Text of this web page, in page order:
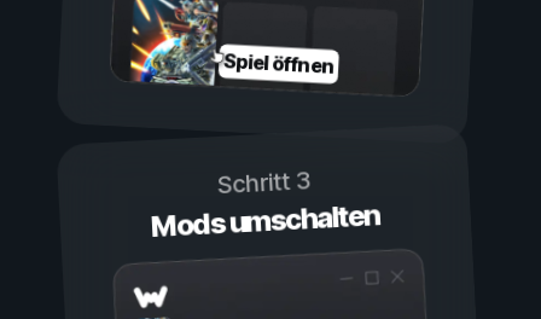
Spiel öffnen
Schritt 3
Mods umschalten